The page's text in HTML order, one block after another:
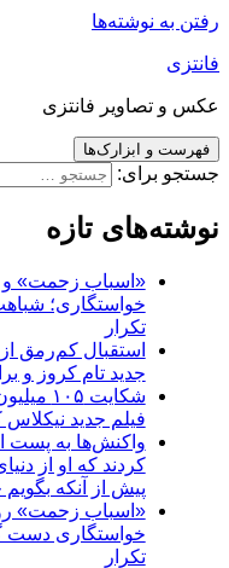
رفتن به نوشته‌ها
فانتزی
عکس و تصاویر فانتزی
فهرست و ابزارک‌ها
جستجو برای:
نوشته‌های تازه
«اسباب زحمت» و
تکرار
جدید تام کروز و
شکایت
فیلم جدید
واکنش‌ها به پست
کردند که او از
پیش از آنکه
«اسباب زحمت»
تکرار